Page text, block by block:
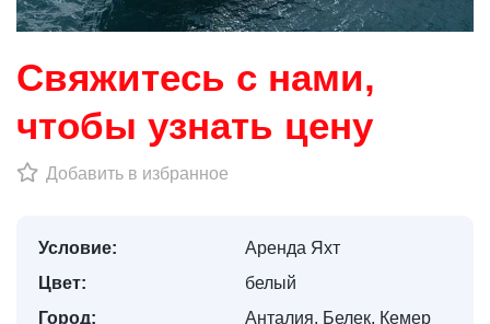
Свяжитесь с нами,
чтобы узнать цену
Добавить в избранное
Условие:
Аренда Яхт
Цвет:
белый
Город:
Анталия, Белек, Кемер